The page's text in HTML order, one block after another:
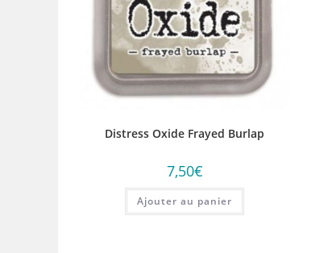
Distress Oxide Frayed Burlap
7,50€
Ajouter au panier